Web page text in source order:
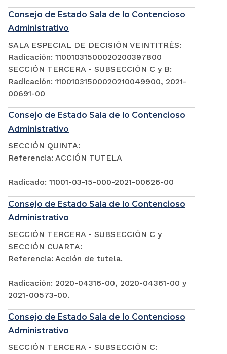
Consejo de Estado Sala de lo Contencioso
Administrativo
SALA ESPECIAL DE DECISIÓN VEINTITRÉS:
Radicación: 11001031500020200397800
SECCIÓN TERCERA - SUBSECCIÓN C y B:
Radicación: 11001031500020210049900, 2021-
00691-00
Consejo de Estado Sala de lo Contencioso
Administrativo
SECCIÓN QUINTA:
Referencia: ACCIÓN TUTELA
Radicado: 11001-03-15-000-2021-00626-00
Consejo de Estado Sala de lo Contencioso
Administrativo
SECCIÓN TERCERA - SUBSECCIÓN C y
SECCIÓN CUARTA:
Referencia: Acción de tutela.
Radicación: 2020-04316-00, 2020-04361-00 y
2021-00573-00.
Consejo de Estado Sala de lo Contencioso
Administrativo
SECCIÓN TERCERA - SUBSECCIÓN C: